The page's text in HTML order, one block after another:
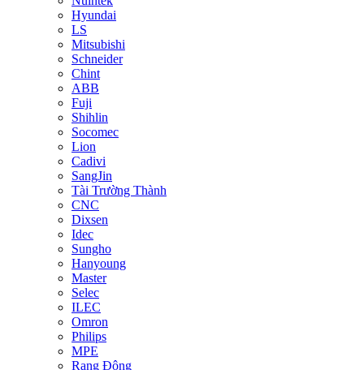
Hyundai
LS
Mitsubishi
Schneider
Chint
ABB
Fuji
Shihlin
Socomec
Lion
Cadivi
SangJin
Tài Trường Thành
CNC
Dixsen
Idec
Sungho
Hanyoung
Master
Selec
ILEC
Omron
Philips
MPE
Rạng Đông